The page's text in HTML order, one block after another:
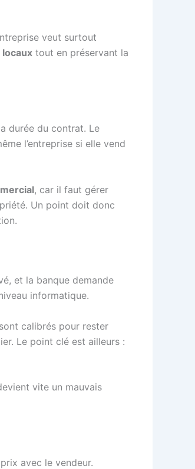
veut surtout
tout en préservant la
durée du contrat. Le
l’entreprise si elle vend
, car il faut gérer
Un point doit donc
et la banque demande
informatique.
calibrés pour rester
Le point clé est ailleurs :
vite un mauvais
avec le vendeur.